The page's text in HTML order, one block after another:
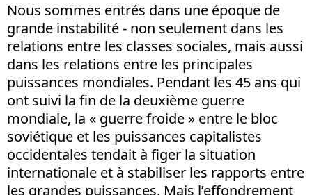
Nous sommes entrés dans une époque de
grande instabilité - non seulement dans les
relations entre les classes sociales, mais aussi
dans les relations entre les principales
puissances mondiales. Pendant les 45 ans qui
ont suivi la fin de la deuxième guerre
mondiale, la « guerre froide » entre le bloc
soviétique et les puissances capitalistes
occidentales tendait à figer la situation
internationale et à stabiliser les rapports entre
les grandes puissances. Mais l’effondrement